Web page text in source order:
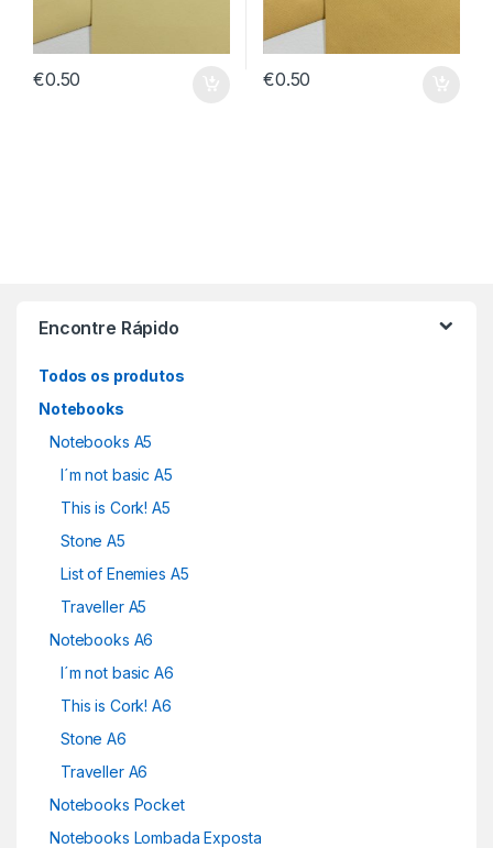
€0.50 €0.50
Encontre Rápido
Todos os produtos
Notebooks
Notebooks A5
I´m not basic A5
This is Cork! A5
Stone A5
List of Enemies A5
Traveller A5
Notebooks A6
I´m not basic A6
This is Cork! A6
Stone A6
Traveller A6
Notebooks Pocket
Notebooks Lombada Exposta